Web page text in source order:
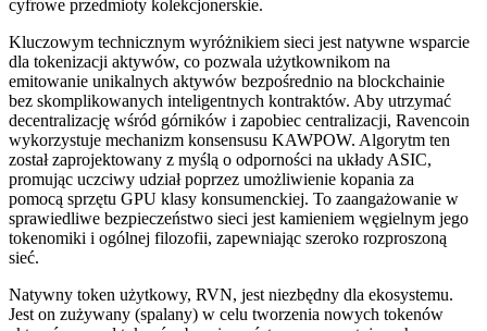
cyfrowe przedmioty kolekcjonerskie.
Kluczowym technicznym wyróżnikiem sieci jest natywne wsparcie
dla tokenizacji aktywów, co pozwala użytkownikom na
emitowanie unikalnych aktywów bezpośrednio na blockchainie
bez skomplikowanych inteligentnych kontraktów. Aby utrzymać
decentralizację wśród górników i zapobiec centralizacji, Ravencoin
wykorzystuje mechanizm konsensusu KAWPOW. Algorytm ten
został zaprojektowany z myślą o odporności na układy ASIC,
promując uczciwy udział poprzez umożliwienie kopania za
pomocą sprzętu GPU klasy konsumenckiej. To zaangażowanie w
sprawiedliwe bezpieczeństwo sieci jest kamieniem węgielnym jego
tokenomiki i ogólnej filozofii, zapewniając szeroko rozproszoną
sieć.
Natywny token użytkowy, RVN, jest niezbędny dla ekosystemu.
Jest on zużywany (spalany) w celu tworzenia nowych tokenów